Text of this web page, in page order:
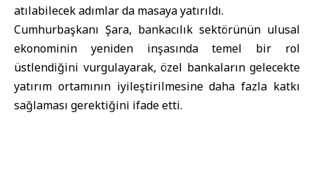
atılabilecek adımlar da masaya yatırıldı.
Cumhurbaşkanı Şara, bankacılık sektörünün ulusal
ekonominin yeniden inşasında temel bir rol
üstlendiğini vurgulayarak, özel bankaların gelecekte
yatırım ortamının iyileştirilmesine daha fazla katkı
sağlaması gerektiğini ifade etti.